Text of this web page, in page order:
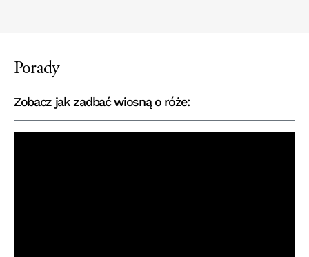
Porady
Zobacz jak zadbać wiosną o róże: